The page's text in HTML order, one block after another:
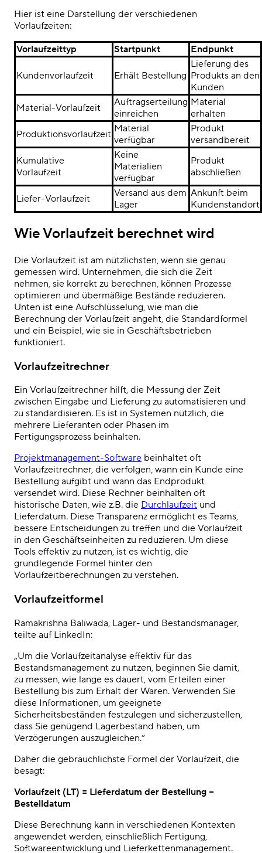
Hier ist eine Darstellung der verschiedenen
Vorlaufzeiten:
Vorlaufzeittyp
Startpunkt Endpunkt
Kundenvorlaufzeit Erhält Bestellung
Lieferung des
Produkts an den
Kunden
Material-Vorlaufzeit
Auftragserteilung
einreichen
Material
erhalten
Produktionsvorlaufzeit Material
verfügbar
Produkt
versandbereit
Kumulative
Vorlaufzeit
Keine
Materialien
verfügbar
Produkt
abschließen
Liefer-Vorlaufzeit
Versand aus dem
Lager
Ankunft beim
Kundenstandort
Wie Vorlaufzeit berechnet wird
Die Vorlaufzeit ist am nützlichsten, wenn sie genau
gemessen wird. Unternehmen, die sich die Zeit
nehmen, sie korrekt zu berechnen, können Prozesse
optimieren und übermäßige Bestände reduzieren.
Unten ist eine Aufschlüsselung, wie man die
Berechnung der Vorlaufzeit angeht, die Standardformel
und ein Beispiel, wie sie in Geschäftsbetrieben
funktioniert.
Vorlaufzeitrechner
Ein Vorlaufzeitrechner hilft, die Messung der Zeit
zwischen Eingabe und Lieferung zu automatisieren und
zu standardisieren. Es ist in Systemen nützlich, die
mehrere Lieferanten oder Phasen im
Fertigungsprozess beinhalten.
Projektmanagement-Software beinhaltet oft
Vorlaufzeitrechner, die verfolgen, wann ein Kunde eine
Bestellung aufgibt und wann das Endprodukt
versendet wird. Diese Rechner beinhalten oft
historische Daten, wie z.B. die Durchlaufzeit und
Lieferdatum. Diese Transparenz ermöglicht es Teams,
bessere Entscheidungen zu treffen und die Vorlaufzeit
in den Geschäftseinheiten zu reduzieren. Um diese
Tools effektiv zu nutzen, ist es wichtig, die
grundlegende Formel hinter den
Vorlaufzeitberechnungen zu verstehen.
Vorlaufzeitformel
Ramakrishna Baliwada, Lager- und Bestandsmanager,
teilte auf LinkedIn:
„Um die Vorlaufzeitanalyse effektiv für das
Bestandsmanagement zu nutzen, beginnen Sie damit,
zu messen, wie lange es dauert, vom Erteilen einer
Bestellung bis zum Erhalt der Waren. Verwenden Sie
diese Informationen, um geeignete
Sicherheitsbeständen festzulegen und sicherzustellen,
dass Sie genügend Lagerbestand haben, um
Verzögerungen auszugleichen.“
Daher die gebräuchlichste Formel der Vorlaufzeit, die
besagt:
Vorlaufzeit (LT) = Lieferdatum der Bestellung −
Bestelldatum
Diese Berechnung kann in verschiedenen Kontexten
angewendet werden, einschließlich Fertigung,
Softwareentwicklung und Lieferkettenmanagement.